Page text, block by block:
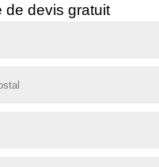
de devis gratuit